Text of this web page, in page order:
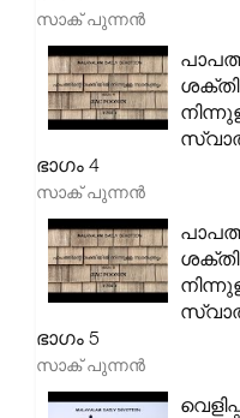
സാക് പുന്നൻ
ഭാഗം 4
സാക് പുന്നൻ
ഭാഗം 5
സാക് പുന്നൻ